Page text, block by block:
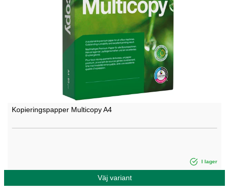
Kopieringspapper Multicopy A4
I lager
Väj variant